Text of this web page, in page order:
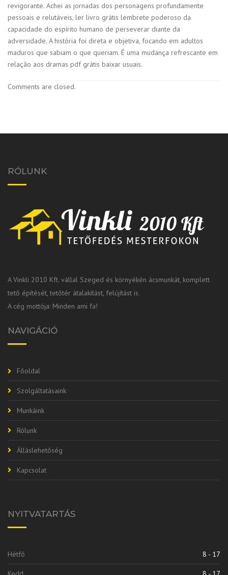
revigorante. Achei as jornadas dos personagens profundamente
pessoais e relutáveis, ler livro grátis lembrete poderoso da
capacidade do espírito humano de perseverar diante da
adversidade. A história foi direta e objetiva, focando em adultos
maduros que sabiam o que queriam. É uma mudança refrescante em
relação aos dramas pdf grátis baixar usuais.
Comments are closed.
RÓLUNK
A Vinkli 2010 Kft. vállal Szeged és környékén ácsmunkát, komplett
tető építését, tetőtér átalakítást, felújítást is.
A cég mottója: Minden ami fa!
NAVIGÁCIÓ
Főoldal
Szolgáltatásaink
Munkáink
Rólunk
Álláslehetőség
Kapcsolat
NYITVATARTÁS
Hétfő 8 - 17